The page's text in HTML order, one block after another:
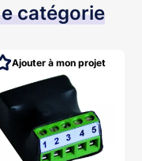
catégorie
Ajouter à mon projet